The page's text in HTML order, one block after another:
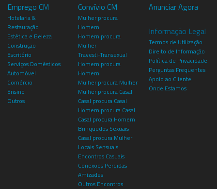
Emprego CM
Hotelaria &
Restauração
Estética e Beleza
Construção
Escritório
Serviços Domésticos
Automóvel
Comércio
Ensino
Outros
Convívio CM
Mulher procura
Homem
Homem procura
Mulher
Travesti-Transexual
Homem procura
Homem
Mulher procura Mulher
Mulher procura Casal
Casal procura Casal
Homem procura Casal
Casal procura Homem
Brinquedos Sexuais
Casal procura Mulher
Locais Sensuais
Encontros Casuais
Conexões Perdidas
Amizades
Outros Encontros
Anunciar Agora
Informação Legal
Termos de Utilização
Direito de Informação
Política de Privacidade
Perguntas Frequentes
Apoio ao Cliente
Onde Estamos